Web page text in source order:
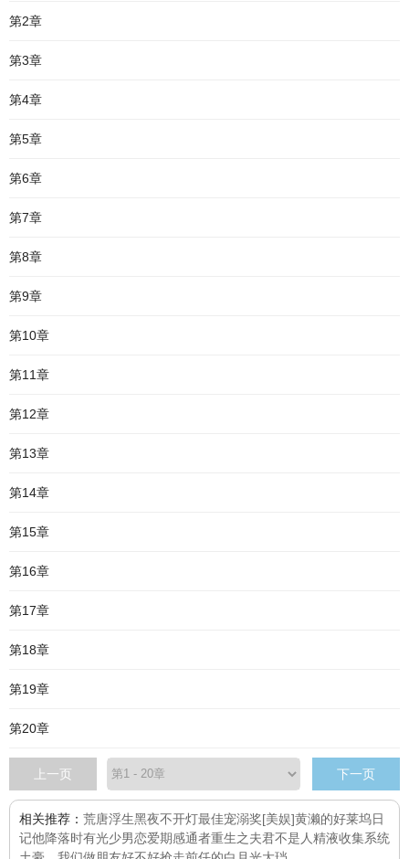
第2章
第3章
第4章
第5章
第6章
第7章
第8章
第9章
第10章
第11章
第12章
第13章
第14章
第15章
第16章
第17章
第18章
第19章
第20章
上一页 下一页
相关推荐： 荒唐浮生黑夜不开灯最佳宠溺奖[美娱]黄濑的好莱坞日
记他降落时有光少男恋爱期感通者重生之夫君不是人精液收集系统